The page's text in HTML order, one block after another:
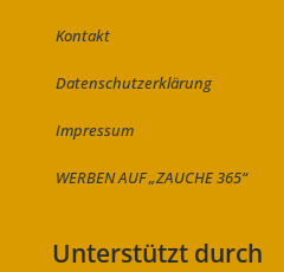
Kontakt
Datenschutzerklärung
Impressum
WERBEN AUF „ZAUCHE 365“
Unterstützt durch